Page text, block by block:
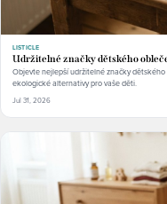
LISTICLE
Udržitelné značky dětského
Objevte nejlepší udržitelné značky dětského
ekologické alternativy pro vaše děti.
Jul 31, 2026